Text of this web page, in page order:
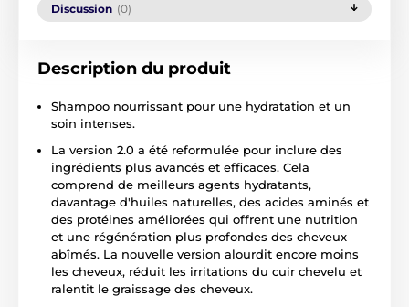
Discussion (0)
Description du produit
Shampoo nourrissant pour une hydratation et un
soin intenses.
La version 2.0 a été reformulée pour inclure des
ingrédients plus avancés et efficaces. Cela
comprend de meilleurs agents hydratants,
davantage d'huiles naturelles, des acides aminés et
des protéines améliorées qui offrent une nutrition
et une régénération plus profondes des cheveux
abîmés. La nouvelle version alourdit encore moins
les cheveux, réduit les irritations du cuir chevelu et
ralentit le graissage des cheveux.